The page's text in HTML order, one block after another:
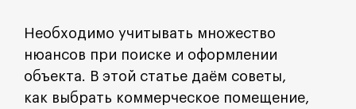
Необходимо учитывать множество
нюансов при поиске и оформлении
объекта. В этой статье даём советы,
как выбрать коммерческое помещение,